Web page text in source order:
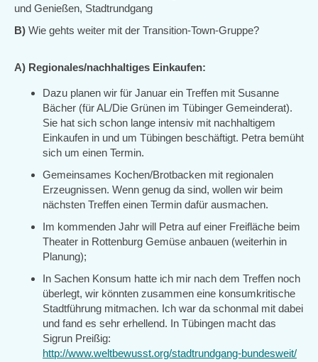
und Genießen, Stadtrundgang
B) Wie gehts weiter mit der Transition-Town-Gruppe?
A) Regionales/nachhaltiges Einkaufen:
Dazu planen wir für Januar ein Treffen mit Susanne
Bächer (für AL/Die Grünen im Tübinger Gemeinderat).
Sie hat sich schon lange intensiv mit nachhaltigem
Einkaufen in und um Tübingen beschäftigt. Petra bemüht
sich um einen Termin.
Gemeinsames Kochen/Brotbacken mit regionalen
Erzeugnissen. Wenn genug da sind, wollen wir beim
nächsten Treffen einen Termin dafür ausmachen.
Im kommenden Jahr will Petra auf einer Freifläche beim
Theater in Rottenburg Gemüse anbauen (weiterhin in
Planung);
In Sachen Konsum hatte ich mir nach dem Treffen noch
überlegt, wir könnten zusammen eine konsumkritische
Stadtführung mitmachen. Ich war da schonmal mit dabei
und fand es sehr erhellend. In Tübingen macht das
Sigrun Preißig:
http://www.weltbewusst.org/stadtrundgang-bundesweit/